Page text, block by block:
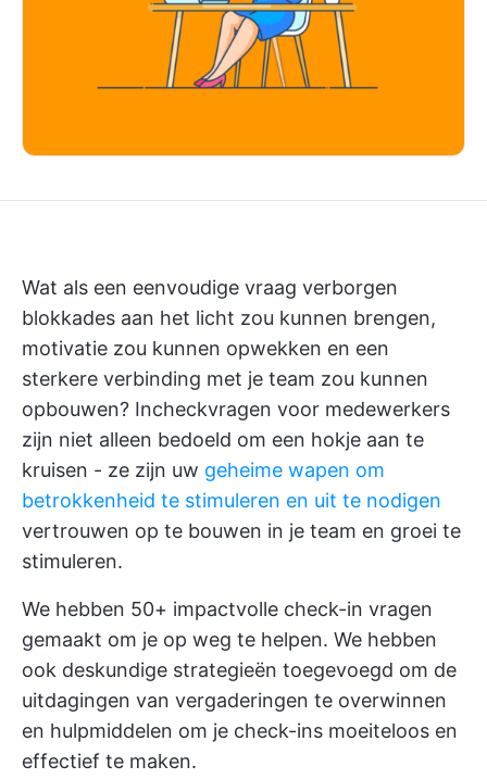
Wat als een eenvoudige vraag verborgen
blokkades aan het licht zou kunnen brengen,
motivatie zou kunnen opwekken en een
sterkere verbinding met je team zou kunnen
opbouwen? Incheckvragen voor medewerkers
zijn niet alleen bedoeld om een hokje aan te
kruisen - ze zijn uw geheime wapen om
betrokkenheid te stimuleren en uit te nodigen
vertrouwen op te bouwen in je team en groei te
stimuleren.
We hebben 50+ impactvolle check-in vragen
gemaakt om je op weg te helpen. We hebben
ook deskundige strategieën toegevoegd om de
uitdagingen van vergaderingen te overwinnen
en hulpmiddelen om je check-ins moeiteloos en
effectief te maken.